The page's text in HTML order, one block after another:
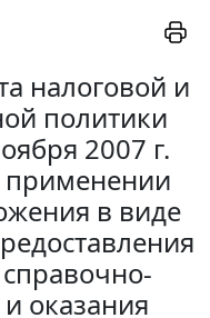
налоговой и
политики
2007 г.
в виде
справочно-
оказания